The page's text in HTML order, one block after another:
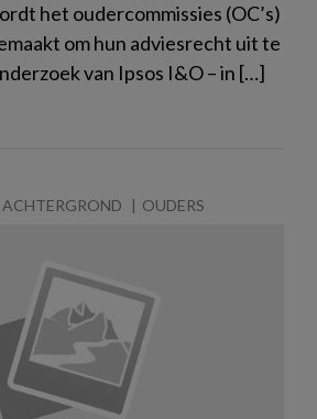
het oudercommissies (OC’s)
om hun adviesrecht uit te
van Ipsos I&O – in […]
ACHTERGROND OUDERS